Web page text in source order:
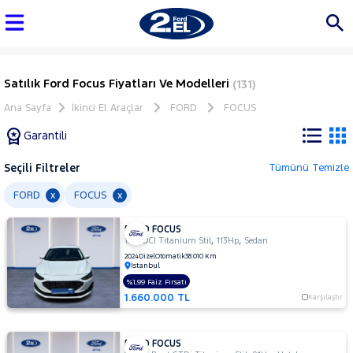
Satılık Ford Focus Fiyatları Ve Modelleri (131)
Ana Sayfa İkinci El Araçlar FORD FOCUS
Garantili
Tüm
AUDI
BMC
BMW
BYD
Seçili Filtreler Tümünü Temizle
FORD x FOCUS x
FORD FOCUS
1.5 TDCI Titanium Stil,113Hp, Sedan
2024DizelOtomatik38.010 Km
İstanbul
1.660.000 TL Karşılaştır
%1,99 Faiz Fırsatı
FORD FOCUS